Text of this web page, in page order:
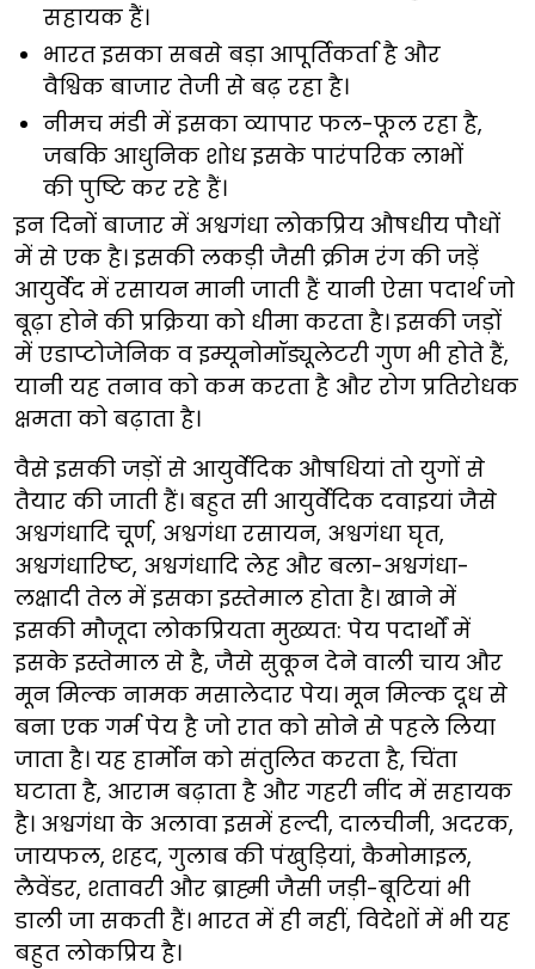
सहायक हैं।
भारत इसका सबसे बड़ा आपूर्तिकर्ता है और
वैश्विक बाजार तेजी से बढ़ रहा है।
नीमच मंडी में इसका व्यापार फल-फूल रहा है,
जबकि आधुनिक शोध इसके पारंपरिक लाभों
की पुष्टि कर रहे हैं।
इन दिनों बाजार में अश्वगंधा लोकप्रिय औषधीय पौधों
में से एक है। इसकी लकड़ी जैसी क्रीम रंग की जड़ें
आयुर्वेद में रसायन मानी जाती हैं यानी ऐसा पदार्थ जो
बूढ़ा होने की प्रक्रिया को धीमा करता है। इसकी जड़ों
में एडाप्टोजेनिक व इम्यूनोमॉड्यूलेटरी गुण भी होते हैं,
यानी यह तनाव को कम करता है और रोग प्रतिरोधक
क्षमता को बढ़ाता है।
वैसे इसकी जड़ों से आयुर्वेदिक औषधियां तो युगों से
तैयार की जाती हैं। बहुत सी आयुर्वेदिक दवाइयां जैसे
अश्वगंधादि चूर्ण, अश्वगंधा रसायन, अश्वगंधा घृत,
अश्वगंधारिष्ट, अश्वगंधादि लेह और बला-अश्वगंधा-
लक्षादी तेल में इसका इस्तेमाल होता है। खाने में
इसकी मौजूदा लोकप्रियता मुख्यत: पेय पदार्थों में
इसके इस्तेमाल से है, जैसे सुकून देने वाली चाय और
मून मिल्क नामक मसालेदार पेय। मून मिल्क दूध से
बना एक गर्म पेय है जो रात को सोने से पहले लिया
जाता है। यह हार्मोन को संतुलित करता है, चिंता
घटाता है, आराम बढ़ाता है और गहरी नींद में सहायक
है। अश्वगंधा के अलावा इसमें हल्दी, दालचीनी, अदरक,
जायफल, शहद, गुलाब की पंखुड़ियां, कैमोमाइल,
लैवेंडर, शतावरी और ब्राह्मी जैसी जड़ी-बूटियां भी
डाली जा सकती हैं। भारत में ही नहीं, विदेशों में भी यह
बहुत लोकप्रिय है।